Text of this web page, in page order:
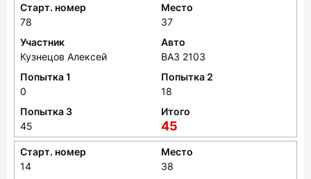
Старт. номер
78
Место
37
Участник
Кузнецов Алексей
Авто
ВАЗ 2103
Попытка 1
0
Попытка 2
18
Попытка 3
45
Итого
45
Старт. номер
14
Место
38